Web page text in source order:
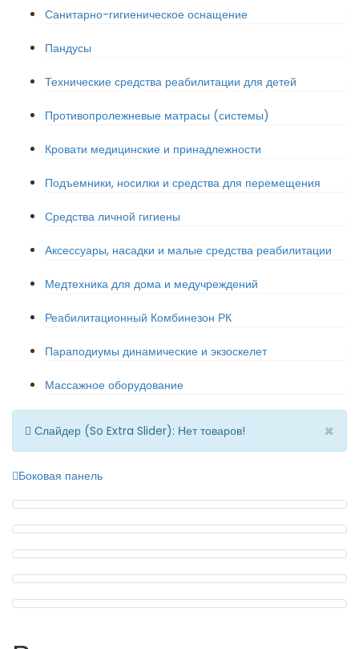
Санитарно-гигиеническое оснащение
Пандусы
Технические средства реабилитации для детей
Противопролежневые матрасы (системы)
Кровати медицинские и принадлежности
Подъемники, носилки и средства для перемещения
Средства личной гигиены
Аксессуары, насадки и малые средства реабилитации
Медтехника для дома и медучреждений
Реабилитационный Комбинезон РК
Параподиумы динамические и экзоскелет
Массажное оборудование
Слайдер (So Extra Slider): Нет товаров! ×
Боковая панель